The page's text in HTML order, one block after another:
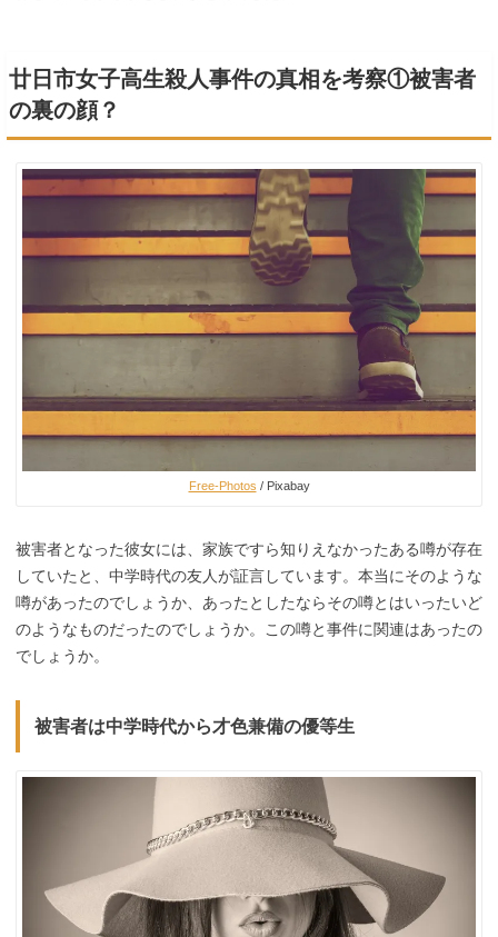
廿日市女子高生殺人事件の真相を考察①被害者
の裏の顔？
Free-Photos / Pixabay
被害者となった彼女には、家族ですら知りえなかったある噂が存在
していたと、中学時代の友人が証言しています。本当にそのような
噂があったのでしょうか、あったとしたならその噂とはいったいど
のようなものだったのでしょうか。この噂と事件に関連はあったの
でしょうか。
被害者は中学時代から才色兼備の優等生